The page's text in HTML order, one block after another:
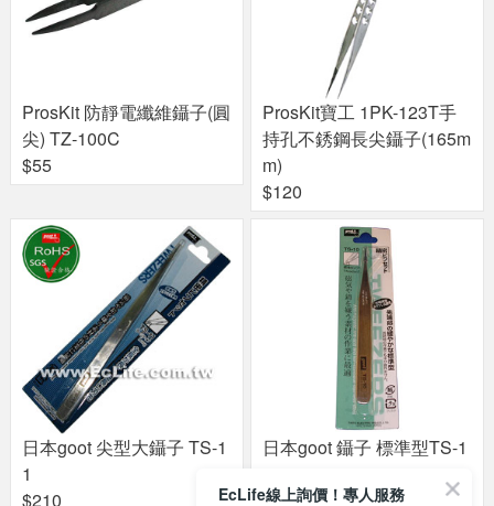
ProsKit 防靜電纖維鑷子(圓
尖) TZ-100C
$55
ProsKit寶工 1PK-123T手
持孔不銹鋼長尖鑷子(165m
m)
$120
日本goot 尖型大鑷子 TS-1
1
$210
日本goot 鑷子 標準型TS-1
$210
EcLife線上詢價！專人服務